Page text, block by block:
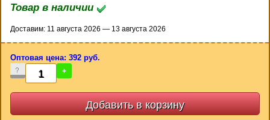
Товар в наличии
Доставим: 11 августа 2026 — 13 августа 2026
Оптовая цена: 392 руб.
- +